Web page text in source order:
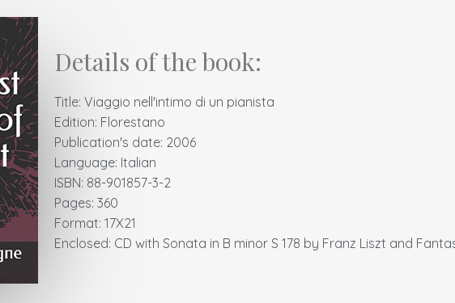
Details of the book:
Title: Viaggio nell'intimo di un pianista
Edition: Florestano
Publication's date: 2006
Language: Italian
ISBN: 88-901857-3-2
Pages: 360
Format: 17X21
Enclosed: CD with Sonata in B minor S 178 by Franz Liszt and